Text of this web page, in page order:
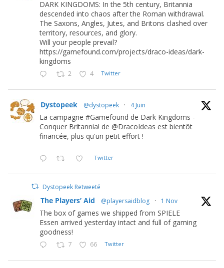
DARK KINGDOMS: In the 5th century, Britannia
descended into chaos after the Roman withdrawal.
The Saxons, Angles, Jutes, and Britons clashed over
territory, resources, and glory.
Will your people prevail?
https://gamefound.com/projects/draco-ideas/dark-
kingdoms
2 4 Twitter
Dystopeek @dystopeek · 4 Juin
La campagne #Gamefound de Dark Kingdoms -
Conquer Britannia! de @DracoIdeas est bientôt
financée, plus qu'un petit effort !
Twitter
Dystopeek Retweeté
The Players’ Aid @playersaidblog · 1 Nov
The box of games we shipped from SPIELE
Essen arrived yesterday intact and full of gaming
goodness!
7 66 Twitter